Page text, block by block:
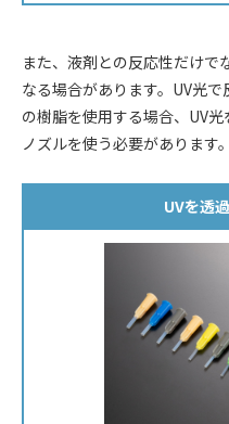
また、液剤との反応性だけで
なる場合があります。UV光
の樹脂を使用する場合、UV
ノズルを使う必要があります。
UVを透